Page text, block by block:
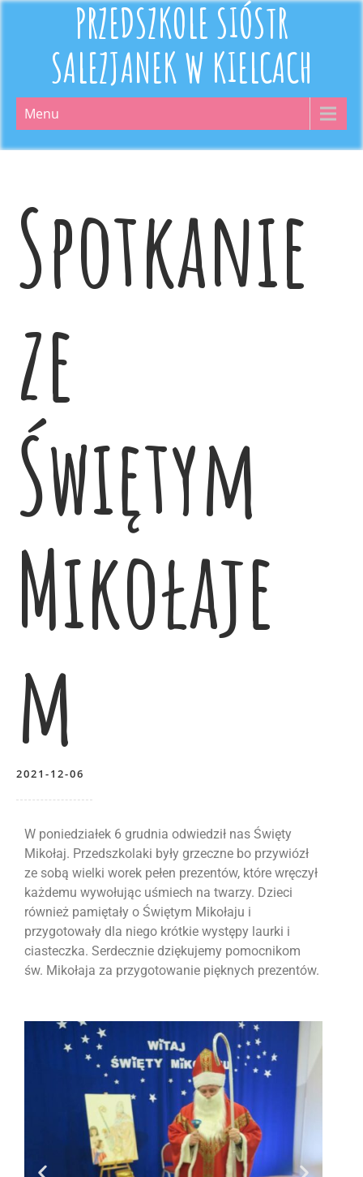
PRZEDSZKOLE SIÓSTR
SALEZJANEK W KIELCACH
Menu
Spotkanie
ze
Świętym
Mikołaje
m
2021-12-06
W poniedziałek 6 grudnia odwiedził nas Święty
Mikołaj. Przedszkolaki były grzeczne bo przywiózł
ze sobą wielki worek pełen prezentów, które wręczył
każdemu wywołując uśmiech na twarzy. Dzieci
również pamiętały o Świętym Mikołaju i
przygotowały dla niego krótkie występy laurki i
ciasteczka. Serdecznie dziękujemy pomocnikom
św. Mikołaja za przygotowanie pięknych prezentów.